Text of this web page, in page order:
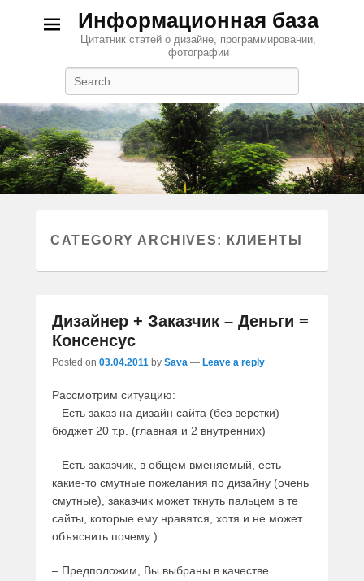
Информационная база
Цитатник статей о дизайне, программировании,
фотографии
CATEGORY ARCHIVES: КЛИЕНТЫ
Дизайнер + Заказчик – Деньги =
Консенсус
Posted on 03.04.2011 by Sava — Leave a reply
Рассмотрим ситуацию:
– Есть заказ на дизайн сайта (без верстки)
бюджет 20 т.р. (главная и 2 внутренних)
– Есть заказчик, в общем вменяемый, есть
какие-то смутные пожелания по дизайну (очень
смутные), заказчик может ткнуть пальцем в те
сайты, которые ему нравятся, хотя и не может
объяснить почему:)
– Предположим, Вы выбраны в качестве